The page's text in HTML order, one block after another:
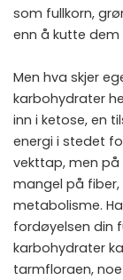
som fullkorn,
enn å kutte dem
Men hva skjer
karbohydrater
inn i ketose, en
energi i stedet
vekttap, men
mangel på
metabolisme.
fordøyelsen din
karbohydrater
tarmfloraen,